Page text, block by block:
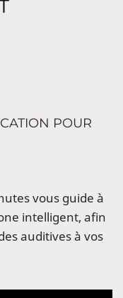
POUR
vous guide à
intelligent, afin
auditives à vos